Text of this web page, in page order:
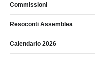
Commissioni
Resoconti Assemblea
Calendario 2026